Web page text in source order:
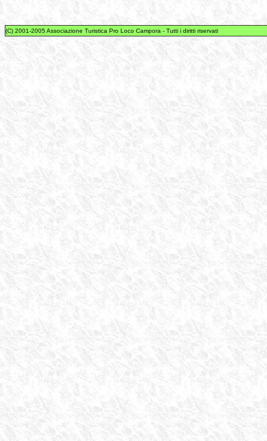
(C) 2001-2005 Associazione Turistica Pro Loco Campora - Tutti i diritti riservati